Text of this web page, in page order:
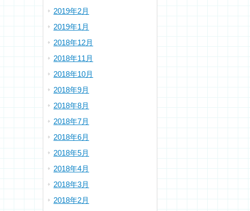
2019年2月
2019年1月
2018年12月
2018年11月
2018年10月
2018年9月
2018年8月
2018年7月
2018年6月
2018年5月
2018年4月
2018年3月
2018年2月